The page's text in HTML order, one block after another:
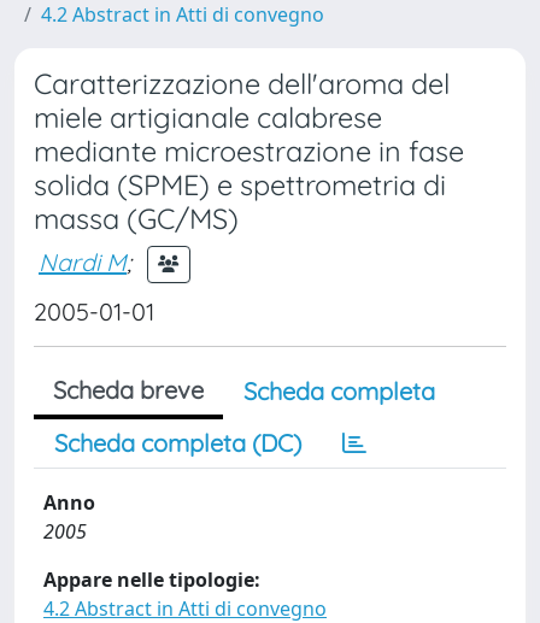
4.2 Abstract in Atti di convegno
Caratterizzazione dell'aroma del
miele artigianale calabrese
mediante microestrazione in fase
solida (SPME) e spettrometria di
massa (GC/MS)
Nardi M;
2005-01-01
Scheda breve
Scheda completa
Scheda completa (DC)
Anno
2005
Appare nelle tipologie:
4.2 Abstract in Atti di convegno